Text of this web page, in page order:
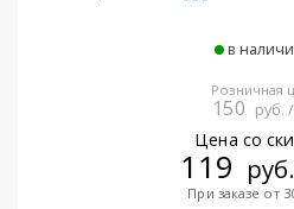
в
Розничная
150 руб.
Цена со
119
При заказе от